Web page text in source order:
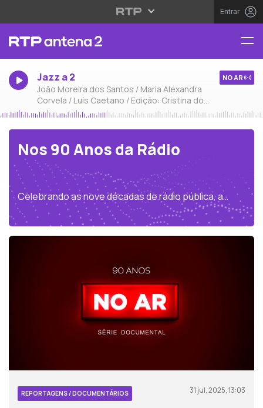
Entrar
Jazz a 2
João Moreira dos Santos / Maria Alexandra
Corvela / Luís Caetano / Edição: Cristina do
Carmo
NO AR
Nos 90 Anos da Rádio
Celebrando as nove décadas de rádio pública, a
Antena 1 e a Antena 2, como suas principais
legatárias, revisitam a sua história, com novos
programas:90 Anos, 90 Sons,Os Anos da RádioeNo
REPORTAGENS / DOCUMENTÁRIOS 31 jul, 2025, 13:03